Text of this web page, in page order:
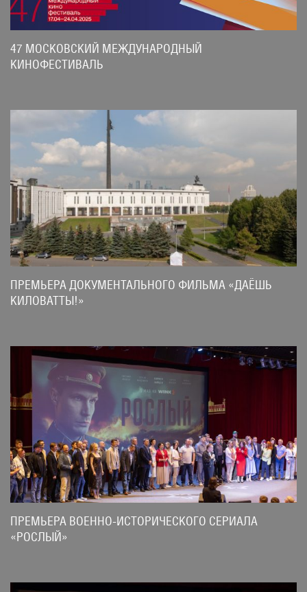
47 МОСКОВСКИЙ МЕЖДУНАРОДНЫЙ
КИНОФЕСТИВАЛЬ
ПРЕМЬЕРА ДОКУМЕНТАЛЬНОГО ФИЛЬМА «ДАЁШЬ
КИЛОВАТТЫ!»
ПРЕМЬЕРА ВОЕННО-ИСТОРИЧЕСКОГО СЕРИАЛА
«РОСЛЫЙ»